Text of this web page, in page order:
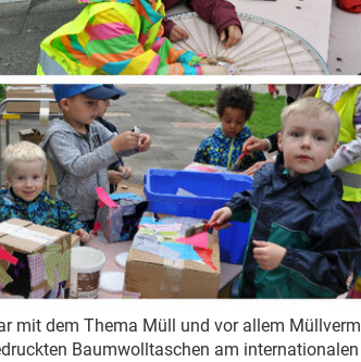
mit dem Thema Müll und vor allem
Baumwolltaschen am